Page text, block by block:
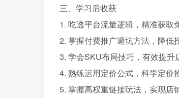
三、学习后收获
1. 吃透平台流量逻辑，精准获取
2. 掌握付费推广避坑方法，降低
3. 学会SKU布局技巧，有效提升
4. 熟练运用定价公式，科学定价
5. 掌握高权重链接玩法，实现店